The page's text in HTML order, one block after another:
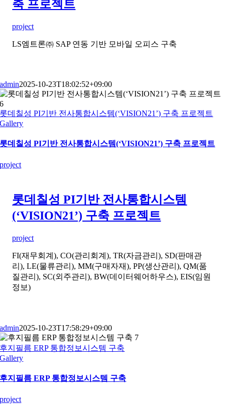
축 프로젝트
project
LS엠트론㈜ SAP 연동 기반 모바일 오피스 구축
admin2025-10-23T18:02:52+09:00
롯데칠성 PI기반 전사통합시스템(‘VISION21’) 구축 프로젝트
Gallery
롯데칠성 PI기반 전사통합시스템(‘VISION21’) 구축 프로젝트
project
롯데칠성 PI기반 전사통합시스템
(‘VISION21’) 구축 프로젝트
project
FI(재무회계), CO(관리회계), TR(자금관리), SD(판매관
리), LE(물류관리), MM(구매자재), PP(생산관리), QM(품
질관리), SC(외주관리), BW(데이터웨어하우스), EIS(임원
정보)
admin2025-10-23T17:58:29+09:00
후지필름 ERP 통합정보시스템 구축
Gallery
후지필름 ERP 통합정보시스템 구축
project